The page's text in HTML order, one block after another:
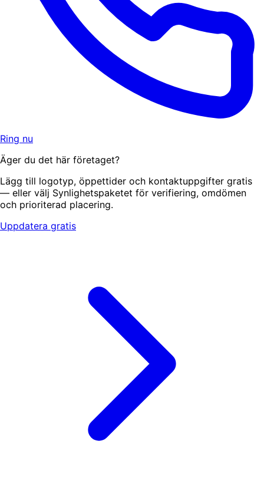
Ring nu
Äger du det här företaget?
Lägg till logotyp, öppettider och kontaktuppgifter gratis
— eller välj Synlighetspaketet för verifiering, omdömen
och prioriterad placering.
Uppdatera gratis